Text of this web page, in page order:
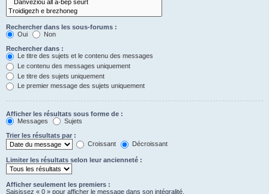
Rechercher dans les sous-forums :
Oui
Non
Rechercher dans :
Le titre des sujets et le contenu des messages
Le contenu des messages uniquement
Le titre des sujets uniquement
Le premier message des sujets uniquement
Afficher les résultats sous forme de :
Messages
Sujets
Trier les résultats par :
Croissant
Décroissant
Limiter les résultats selon leur ancienneté :
Afficher seulement les premiers :
Saisissez « 0 » pour afficher le message dans son intégralité.